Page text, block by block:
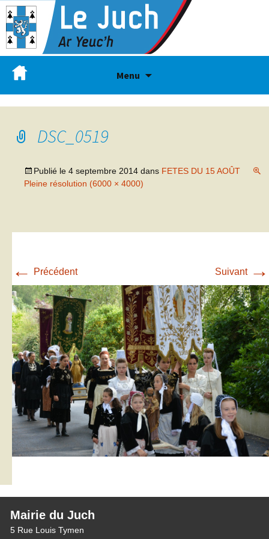
Menu
DSC_0519
Publié le 4 septembre 2014 dans FETES DU 15 AOÛT
Pleine résolution (6000 × 4000)
← Précédent Suivant →
Mairie du Juch
5 Rue Louis Tymen